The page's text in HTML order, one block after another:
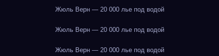
Жюль Верн — 20 000 лье под водой
Жюль Верн — 20 000 лье под водой
Жюль Верн — 20 000 лье под водой